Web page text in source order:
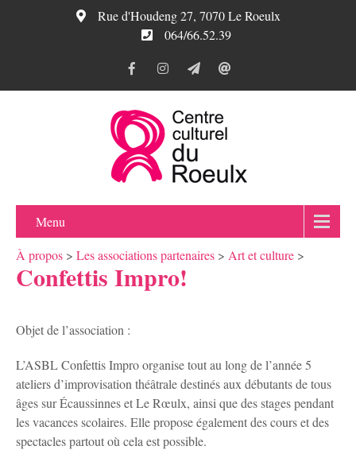
Rue d'Houdeng 27, 7070 Le Roeulx
064/66.52.39
Menu
À propos > Les associations partenaires > Art et culture >
Confettis Impro!
Objet de l’association :
L’ASBL Confettis Impro organise tout au long de l’année 5
ateliers d’improvisation théâtrale destinés aux débutants de tous
âges sur Écaussinnes et Le Rœulx, ainsi que des stages pendant
les vacances scolaires. Elle propose également des cours et des
spectacles partout où cela est possible.